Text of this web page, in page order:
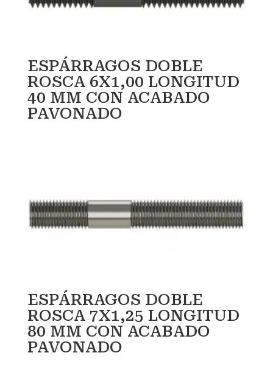
ESPÁRRAGOS DOBLE
ROSCA 6X1,00 LONGITUD
40 MM CON ACABADO
PAVONADO
ESPÁRRAGOS DOBLE
ROSCA 7X1,25 LONGITUD
80 MM CON ACABADO
PAVONADO